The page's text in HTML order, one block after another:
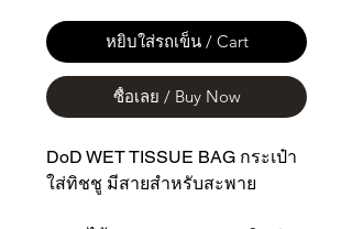
หยิบใส่รถเข็น / Cart
ซื้อเลย / Buy Now
DoD WET TISSUE BAG กระเป๋า
ใส่ทิชชู มีสายสำหรับสะพาย